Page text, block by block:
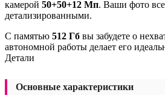
камерой 50+50+12 Мп. Ваши фото
детализированными.
С памятью 512 Гб вы забудете о
автономной работы делает его
Детали
Основные характеристики